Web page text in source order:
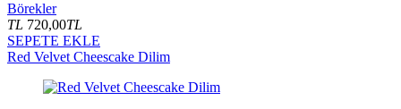
Börekler
TL 720,00TL
SEPETE EKLE
Red Velvet Cheescake Dilim